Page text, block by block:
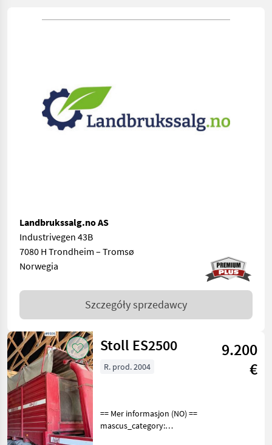
Landbrukssalg.no AS
Industrivegen 43B
7080 H Trondheim – Tromsø
Norwegia
Szczegóły sprzedawcy
Stoll ES2500
9.200
€
R. prod. 2004
== Mer informasjon (NO) ==
mascus_category: